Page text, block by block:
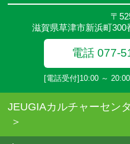
●参加人数が一定に満たない場
●その他、詳しい内容について
だきます。
〒
滋賀県草津市新浜町
電話 077-
[電話受付]10:00 ～ 20:00
JEUGIAカルチャーセン